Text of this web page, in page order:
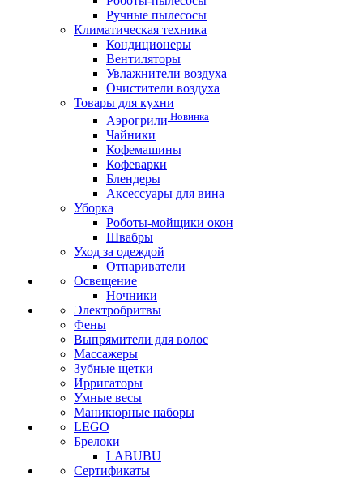
Ручные пылесосы
Климатическая техника
Кондиционеры
Вентиляторы
Увлажнители воздуха
Очистители воздуха
Товары для кухни
Аэрогрили Новинка
Чайники
Кофемашины
Кофеварки
Блендеры
Аксессуары для вина
Уборка
Роботы-мойщики окон
Швабры
Уход за одеждой
Отпариватели
Освещение
Ночники
Электробритвы
Фены
Выпрямители для волос
Массажеры
Зубные щетки
Ирригаторы
Умные весы
Маникюрные наборы
LEGO
Брелоки
LABUBU
Сертификаты